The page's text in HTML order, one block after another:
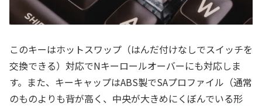
このキーはホットスワップ（はんだ付けなしでスイッチを
交換できる）対応でNキーロールオーバーにも対応しま
す。また、キーキャップはABS製でSAプロファイル（通常
のものよりも背が高く、中央が大きめにくぼんでいる形